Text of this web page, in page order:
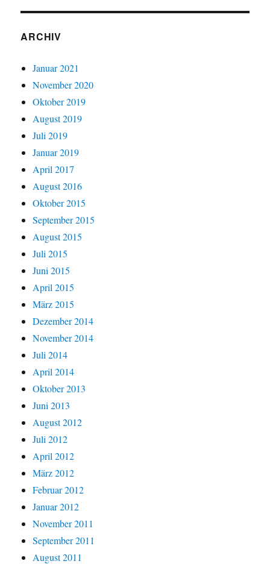
ARCHIV
Januar 2021
November 2020
Oktober 2019
August 2019
Juli 2019
Januar 2019
April 2017
August 2016
Oktober 2015
September 2015
August 2015
Juli 2015
Juni 2015
April 2015
März 2015
Dezember 2014
November 2014
Juli 2014
April 2014
Oktober 2013
Juni 2013
August 2012
Juli 2012
April 2012
März 2012
Februar 2012
Januar 2012
November 2011
September 2011
August 2011